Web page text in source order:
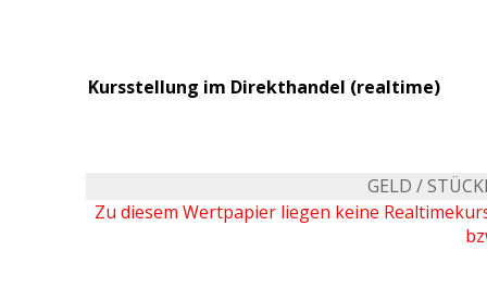
Kursstellung im Direkthandel (realtime)
GELD /
Zu diesem Wertpapier liegen keine